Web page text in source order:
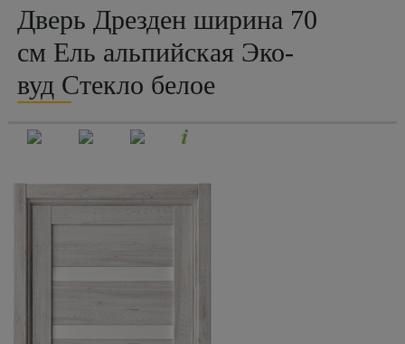
Дверь Дрезден ширина 70
см Ель альпийская Эко-
вуд Стекло белое